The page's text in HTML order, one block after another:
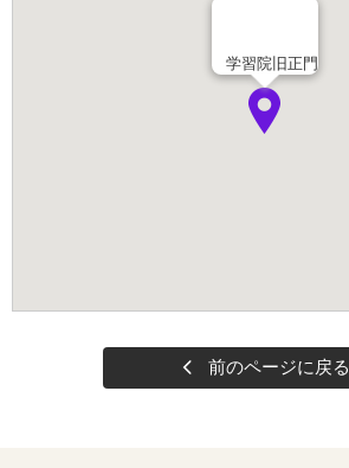
学習院旧正門
前のページに戻る